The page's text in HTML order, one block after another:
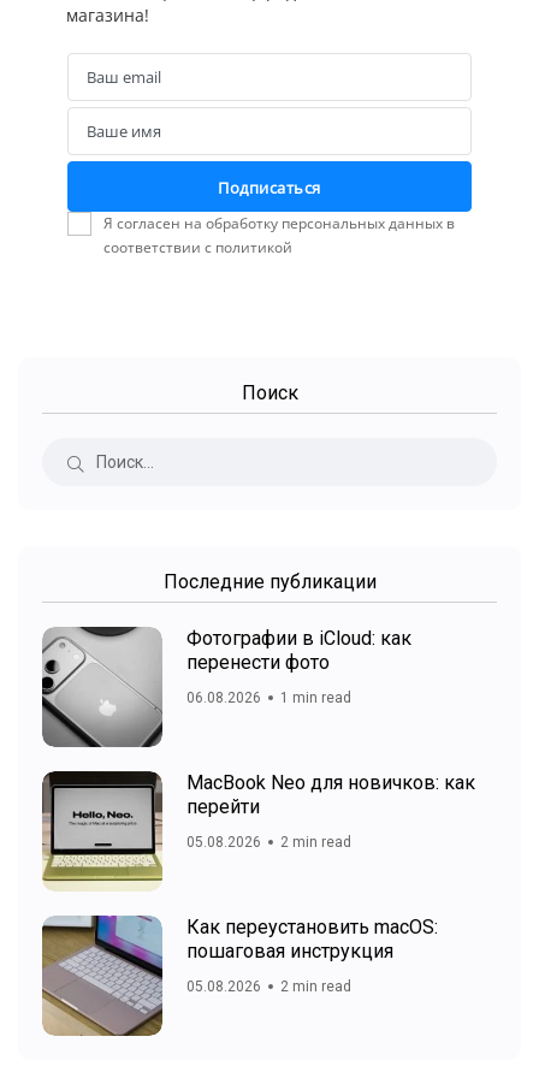
магазина!
Email
Ваш email
Name
Ваше имя
Подписаться
Я согласен на обработку персональных данных в
соответствии с политикой
Поиск
Последние публикации
Фотографии в iCloud: как
перенести фото
06.08.2026 1 min read
MacBook Neo для новичков: как
перейти
05.08.2026 2 min read
Как переустановить macOS:
пошаговая инструкция
05.08.2026 2 min read